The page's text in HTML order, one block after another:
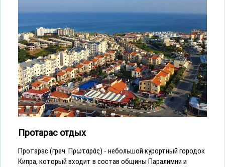
Протарас отдых
Протарас (греч. Πρωταράς) - небольшой курортный городок
Кипра, который входит в состав общины Паралимни и